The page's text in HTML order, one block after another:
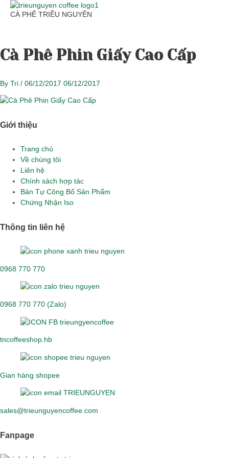
Skip
CÀ PHÊ TRIỀU NGUYÊN
Cà Phê Phin Giấy Cao Cấp
By Tri / 06/12/2017 06/12/2017
Giới thiệu
Main
Menu
Trang chủ
Về chúng tôi
Liên hệ
Chính sách hợp tác
Bản Tự Công Bố Sản Phẩm
Chứng Nhận Iso
Thông tin liên hệ
0968 770 770
0968 770 770 (Zalo)
tncoffeeshop.hb
Gian hàng shopee
sales@trieunguyencoffee.com
Fanpage